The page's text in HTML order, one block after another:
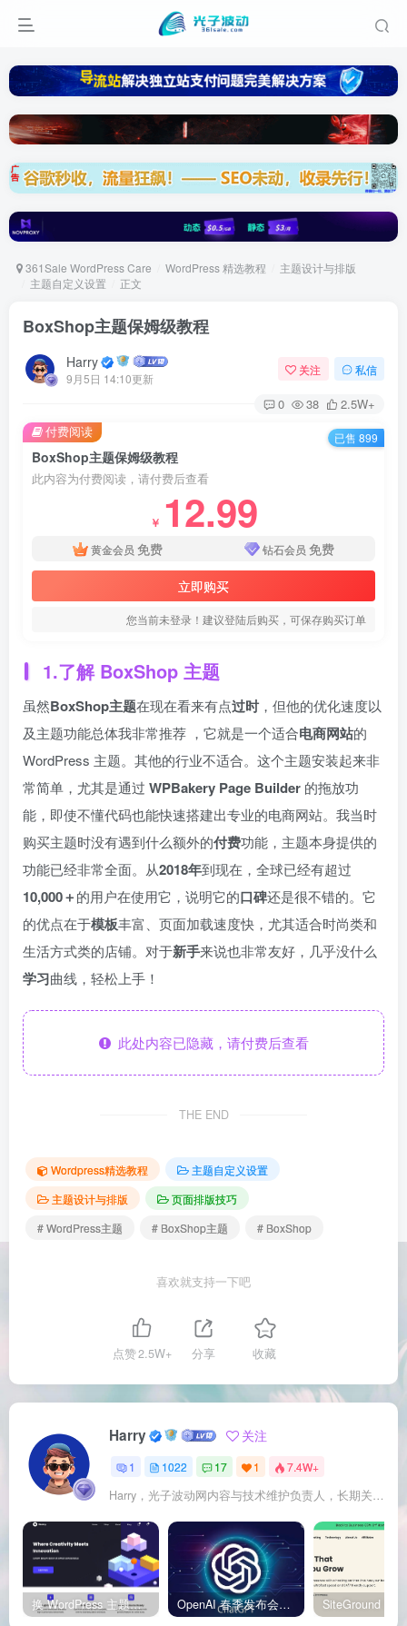
361Sale WordPress Care WordPress 精选教程
主题设计与排版
主题自定义设置
正文
BoxShop主题保姆级教程
Harry
9月5日 14:10更新
关注 私信
0 38 2.5W+
BoxShop主题保姆级教程
此内容为付费阅读，请付费后查看
￥ 12.99
黄金会员 免费 钻石会员 免费
立即购买
您当前未登录！建议登陆后购买，可保存购买订单
付费阅读 已售 899
1.了解 BoxShop 主题
虽然BoxShop主题在现在看来有点过时，但他的优化速度以
及主题功能总体我非常推荐 ，它就是一个适合电商网站的
WordPress 主题。其他的行业不适合。这个主题安装起来非
常简单，尤其是通过 WPBakery Page Builder 的拖放功
能，即使不懂代码也能快速搭建出专业的电商网站。我当时
购买主题时没有遇到什么额外的付费功能，主题本身提供的
功能已经非常全面。从2018年到现在，全球已经有超过
10,000＋的用户在使用它，说明它的口碑还是很不错的。它
的优点在于模板丰富、页面加载速度快，尤其适合时尚类和
生活方式类的店铺。对于新手来说也非常友好，几乎没什么
学习曲线，轻松上手！
此处内容已隐藏，请付费后查看
THE END
Wordpress精选教程
主题自定义设置
主题设计与排版
页面排版技巧
# WordPress主题
# BoxShop主题 # BoxShop
喜欢就支持一下吧
点赞2.5W+ 分享 收藏
Harry 关注
1 1022 17 1 7.4W+
Harry，光子波动网内容与技术维护负责人，长期关注 WordPress、Elementor、WooCommerce、网站报错修复、性能优化、SEO 内容排期与结构化数据优化。擅长把复杂的网站故障拆成可执行的排查步骤，并持续维护 361sale.com 的 WordPress 实战教程知识库。
换 WordPress 主题前先看这份清单：Kadence、Blocksy Pro 与 WoodMart 的实操配置教程 OpenAI 春季发布会：全新 GPT-4o 多模态模型发布，实时互动及免费用户升级全面开启